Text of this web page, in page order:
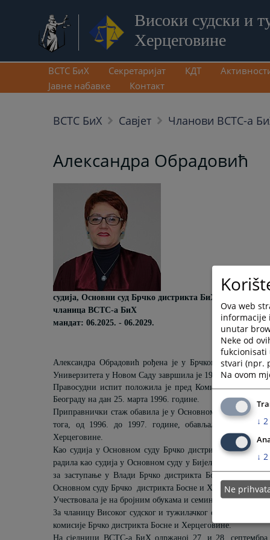
Високи судски и
Херцеговине
ВСТС БиХ Секретаријат КДТ
Јавне набавке
Контакт
ВСТС БиХ Савјет Чланови ВСТС-а
Александра Обрадовић
судија, Основни суд Брчко дистрикта БиХ
чланица ВСТС-а БиХ
мандат: 06.2025. - 06.2029.
Александра Обрадовић рођена је у Брчком 26.маја
Универзитета у Новом Саду завршила је 1994. године,
Правосудни испит положила је пред Комисијом за
Београду на дан 25. марта 1996. године.
Приправнички стаж обавила је у Основном суду Брчко
тога, од 1996. до 1997. године, обављала је посао
Херцеговине.
Као судија у Основном суду Брчко дистрикта Босне и
радила као судија у Основном суду у Бијељини, све до
за заступање у Влади Брчко дистрикта Босне и
Основном суду Брчко дистрикта Босне и Херцеговине.
Учествовала је на бројним обукама и семинарима,
За чланицу Високог судског и тужилачког савјета Босне
комисије Брчко дистрикта Босне и Херцеговине.
На сједници ВСТС-а БиХ одржаној 27. и 28. септембра
Ova web
informacije
unutar
Neke od
fukcionisati
stvari (npr.
Na ovom
↓ 2
↓ 2
Ne